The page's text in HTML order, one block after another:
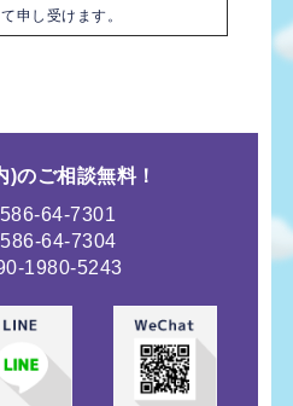
申し受けます。
)のご相談無料！
64-7301
64-7304
1980-5243